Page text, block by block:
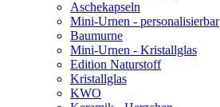
Aschekapseln
Mini-Urnen - personalisierbar
Baumurne
Mini-Urnen - Kristallglas
Edition Naturstoff
Kristallglas
KWO